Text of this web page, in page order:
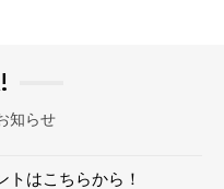
知らせ
トはこちらから！